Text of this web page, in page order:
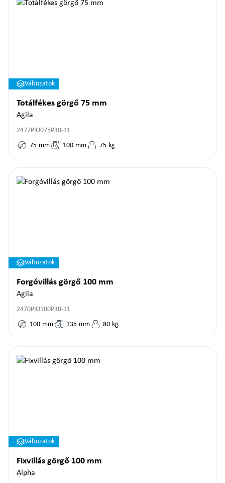
Változatok
Totálfékes görgő 75 mm
Agila
2477PJO075P30-11
75 mm 100 mm 75 kg
Változatok
Forgóvillás görgő 100 mm
Agila
2470PJO100P30-11
100 mm 135 mm 80 kg
Változatok
Fixvillás görgő 100 mm
Alpha